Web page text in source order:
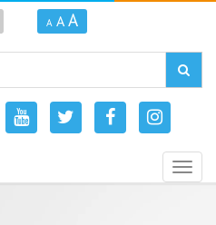
A A A